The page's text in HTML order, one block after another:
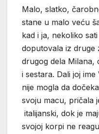
Malo, slatko,
stane u malo veću
kad i ja, nekoliko
doputovala iz druge
drugog dela Milana,
i sestara. Dali joj
nije mogla da
svoju macu, pričala
italijanski, dok je
svojoj korpi ne